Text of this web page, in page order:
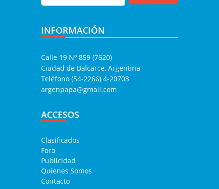
INFORMACIÓN
Calle 19 Nº 859 (7620)
Ciudad de Balcarce, Argentina
Teléfono (54-2266) 4-20703
argenpapa@gmail.com
ACCESOS
Clasificados
Foro
Publicidad
Quienes Somos
Contacto